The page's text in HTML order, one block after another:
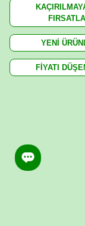
YENİ
FİYATI